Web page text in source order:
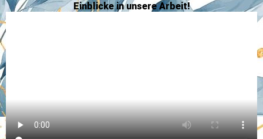
Einblicke in unsere Arbeit!